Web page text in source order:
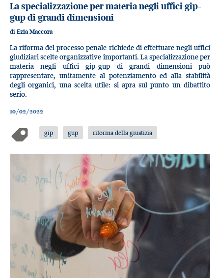
La specializzazione per materia negli uffici gip-
gup di grandi dimensioni
di Ezia Maccora
La riforma del processo penale richiede di effettuare negli uffici
giudiziari scelte organizzative importanti. La specializzazione per
materia negli uffici gip-gup di grandi dimensioni può
rappresentare, unitamente al potenziamento ed alla stabilità
degli organici, una scelta utile: si apra sul punto un dibattito
serio.
10/02/2022
gip gup riforma della giustizia